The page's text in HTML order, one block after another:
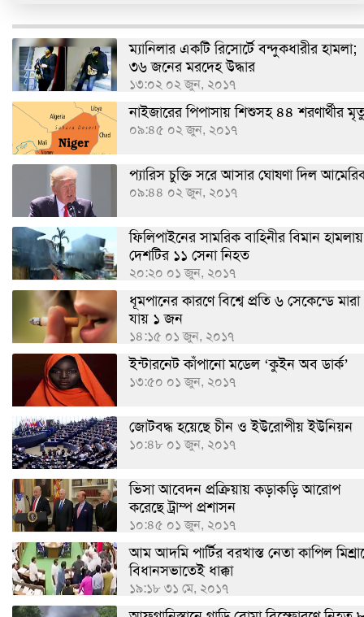
ম্যানিলার একটি রিসোর্টে বন্দুকধারীর হামলা;
৩৬ জনের মরদেহ উদ্ধার
১৩:০২ ০২ জুন, ২০১৭
নাইজারের পিপাসায় শিশুসহ ৪৪ শরণার্থীর
০৯:৪৫ ০২ জুন, ২০১৭
প্যারিস চুক্তি সরে আসার ঘোষণা দিল
০৯:৪৪ ০২ জুন, ২০১৭
ফিলিপাইনের সামরিক বাহিনীর বিমান হামলায়
দেশটির ১১ সেনা নিহত
২০:২০ ০১ জুন, ২০১৭
ধূমপানের কারণে বিশ্বে প্রতি ৬ সেকেন্ডে মারা
যায় ১ জন
১৪:১৫ ০১ জুন, ২০১৭
ইন্টারনেট কাঁপানো মডেল ‘কুইন অব ডার্ক’
১৩:৫০ ০১ জুন, ২০১৭
জোটবদ্ধ হয়েছে চীন ও ইউরোপীয় ইউনিয়ন
১০:৪৮ ০১ জুন, ২০১৭
ভিসা আবেদন প্রক্রিয়ায় কড়াকড়ি আরোপ
করেছে ট্রাম্প প্রশাসন
১০:৪৫ ০১ জুন, ২০১৭
আম আদমি পার্টির বরখাস্ত নেতা কাপিল
বিধানসভাতেই ধাক্কা
১৯:১৮ ৩১ মে, ২০১৭